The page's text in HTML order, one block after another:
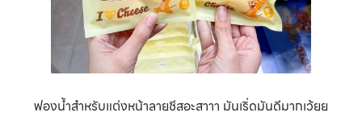
ฟองน้ำสำหรับแต่งหน้าลายชีสอะสาาา มันเริ่ดมันดีมากเว้ยย